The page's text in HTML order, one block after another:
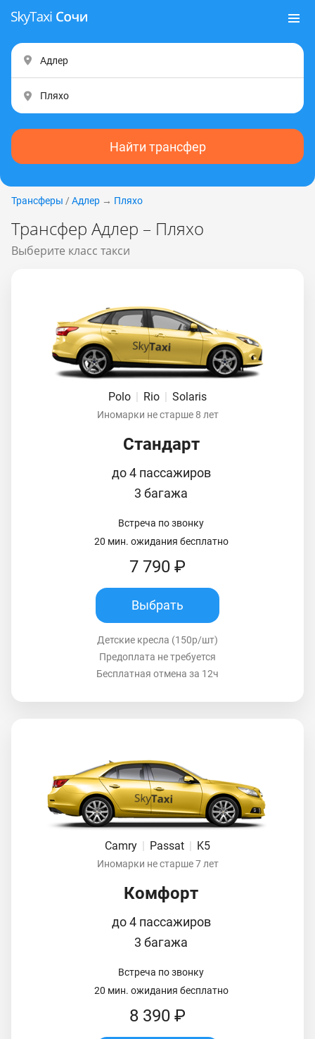
Найти трансфер
Трансферы / Адлер → Пляхо
Трансфер Адлер – Пляхо
Выберите класс такси
Polo | Rio | Solaris
Иномарки не старше 8 лет
Стандарт
до 4 пассажиров
3 багажа
Встреча по звонку
20 мин. ожидания бесплатно
7 790 ₽
Выбрать
Детские кресла (150р/шт)
Предоплата не требуется
Бесплатная отмена за 12ч
Camry Passat K5
Иномарки не старше 7 лет
Комфорт
до 4 пассажиров
3 багажа
Встреча по звонку
20 мин. ожидания бесплатно
8 390 ₽